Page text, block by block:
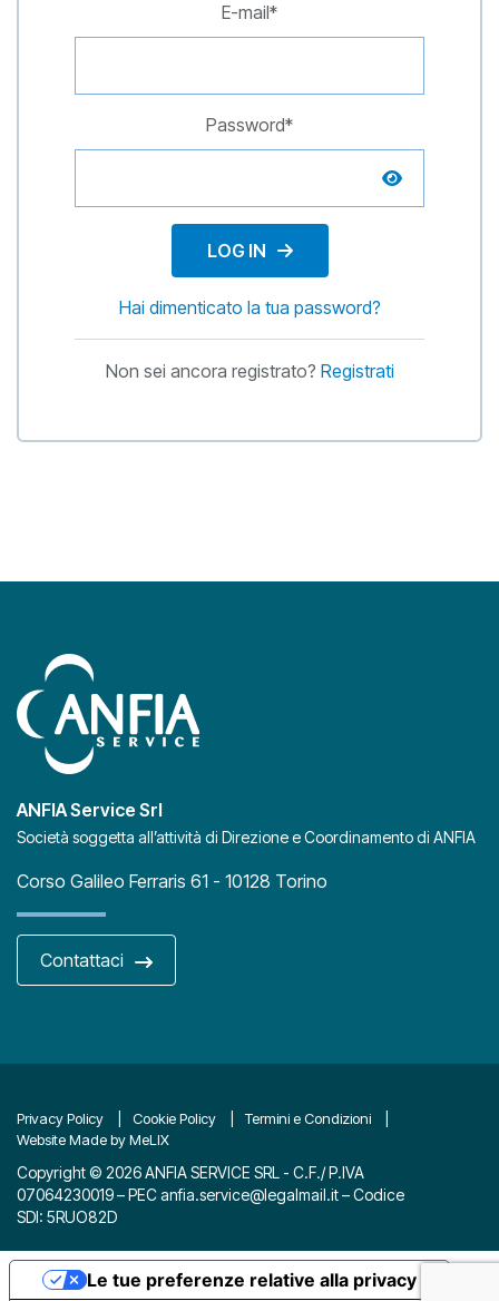
E-mail*
Password*
LOG IN
Hai dimenticato la tua password?
Non sei ancora registrato? Registrati
ANFIA Service Srl
Società soggetta all’attività di Direzione e Coordinamento di ANFIA
Corso Galileo Ferraris 61 - 10128 Torino
Contattaci
Privacy Policy Cookie Policy
Termini e Condizioni
Website Made by MeLIX
Copyright © 2026 ANFIA SERVICE SRL - C.F./ P.IVA
07064230019 – PECanfia.service@legalmail.it– Codice
SDI: 5RUO82D
Le tue preferenze relative alla privacy